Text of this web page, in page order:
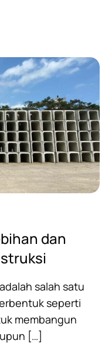
dan
salah satu
seperti
membangun
[…]